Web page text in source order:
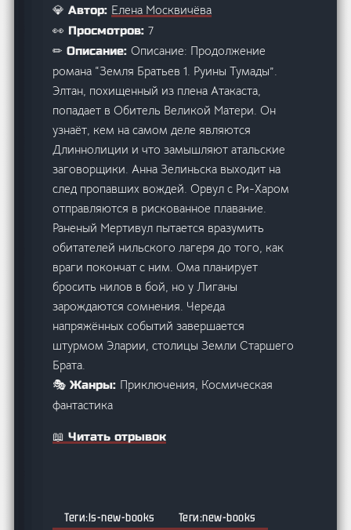
💎 Автор: Елена Москвичёва
👀 Просмотров:7
✏ Описание:Описание: Продолжение
романа “Земля Братьев 1. Руины Тумады”.
Элтан, похищенный из плена Атакаста,
попадает в Обитель Великой Матери. Он
узнаёт, кем на самом деле являются
Длиннолиции и что замышляют атальские
заговорщики. Анна Зелиньска выходит на
след пропавших вождей. Орвул с Ри-Харом
отправляются в рискованное плавание.
Раненый Мертивул пытается вразумить
обитателей нильского лагеря до того, как
враги покончат с ним. Ома планирует
бросить нилов в бой, но у Лиганы
зарождаются сомнения. Череда
напряжённых событий завершается
штурмом Эларии, столицы Земли Старшего
Брата.
🎭 Жанры: Приключения, Космическая
фантастика
📖 Читать отрывок
ls-new-books
new-books